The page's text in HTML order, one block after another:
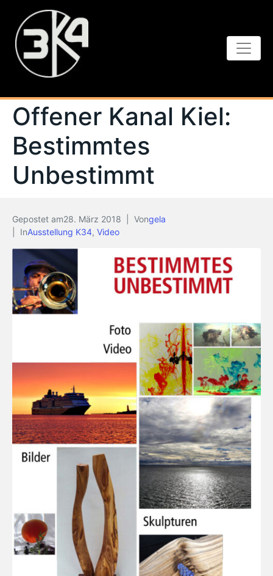
Offener Kanal Kiel:
Bestimmtes
Unbestimmt
Gepostet am28. März 2018 Vongela
InAusstellung K34, Video